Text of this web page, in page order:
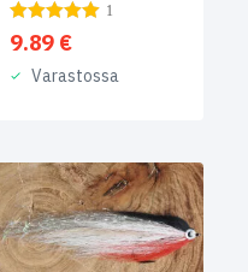
1
9.89 €
Varastossa